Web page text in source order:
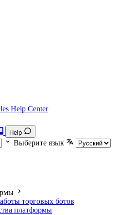
Help Center
Help
Выберите язык
торговых ботов
платформы